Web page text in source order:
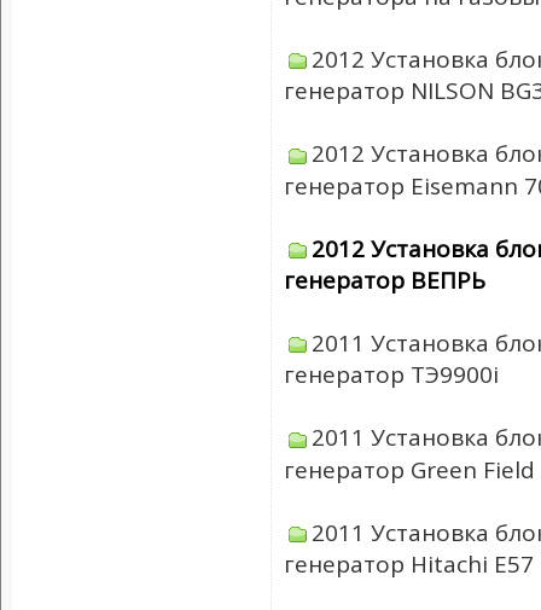
2012 Установка
генератор NILSON
2012 Установка
генератор Eisemann
2012 Установка
генератор ВЕПРЬ
2011 Установка
генератор ТЭ9900i
2011 Установка
генератор Green Field
2011 Установка
генератор Hitachi E57